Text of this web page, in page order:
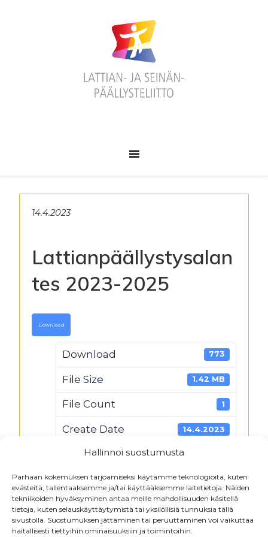
Hallinnoi suostumusta
Parhaan kokemuksen tarjoamiseksi käytämme teknologioita, kuten
evästeitä, tallentaaksemme ja/tai käyttääksemme laitetietoja. Näiden
tekniikoiden hyväksyminen antaa meille mahdollisuuden käsitellä
tietoja, kuten selauskäyttäytymistä tai yksilöllisiä tunnuksia tällä
sivustolla. Suostumuksen jättäminen tai peruuttaminen voi vaikuttaa
haitallisesti tiettyihin ominaisuuksiin ja toimintoihin.
14.4.2023
Lattianpäällystysalan
tes 2023-2025
Download
Download 773
File Size 1.42 MB
File Count 1
Create Date 14.4.2023
Last Updated
Lattianpäällystysalan tes 2023-
2025